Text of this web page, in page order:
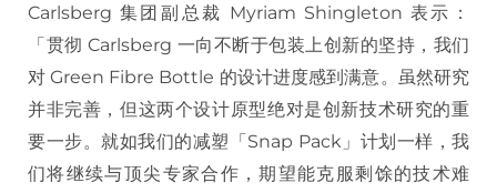
Carlsberg 集团副总裁 Myriam Shingleton 表示：
「贯彻 Carlsberg 一向不断于包装上创新的坚持，我们
对 Green Fibre Bottle 的设计进度感到满意。虽然研究
并非完善，但这两个设计原型绝对是创新技术研究的重
要一步。就如我们的减塑「Snap Pack」计划一样，我
们将继续与顶尖专家合作，期望能克服剩馀的技术难